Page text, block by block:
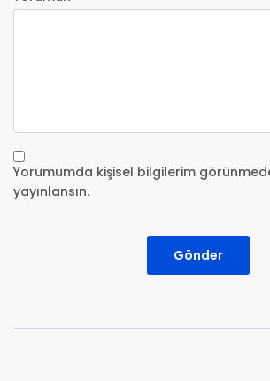
Yorumumda kişisel bilgilerim
yayınlansın.
Gönder